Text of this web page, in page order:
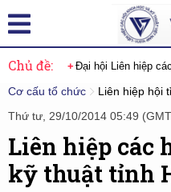
Chủ đề: Đại hội Liên hiệp
Cơ cấu tổ chức
Liên hiệp hội
Thứ tư, 29/10/2014 05:49
Liên hiệp các
kỹ thuật tỉnh